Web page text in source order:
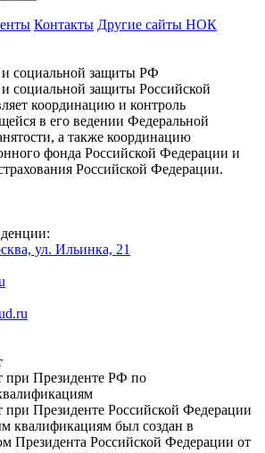
Контакты Другие сайты НОК
и социальной защиты РФ
социальной защиты Российской
координацию и контроль
в его ведении Федеральной
а также координацию
фонда Российской Федерации и
Российской Федерации.
ул. Ильинка, 21
при Президенте РФ по
Президенте Российской Федерации
квалификациям был создан в
Президента Российской Федерации от